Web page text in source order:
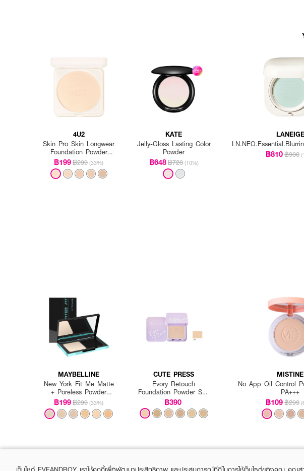
4U2
Skin Pro Skin Longwear
Foundation Powder
SPF50+ PA++++
฿199฿299 (33%)
KATE
Jelly-Gloss Lasting Color
Powder
฿648฿720 (10%)
LANEIGE
฿810฿900
MAYBELLINE
New York Fit Me Matte
+ Poreless Powder
Foundation SPF 44
PA++++ Ultmt TWC SPF
฿199฿299 (33%)
CUTE PRESS
Evory Retouch
Foundation Powder SPF
30 PA+++ (Redesign)
฿390
MISTINE
No App Oil Control
PA+++
฿109฿299